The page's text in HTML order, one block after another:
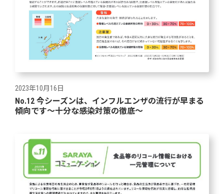
2023年10月16日
No.12 今シーズンは、インフルエンザの流行が早まる
傾向です～十分な感染対策の徹底～